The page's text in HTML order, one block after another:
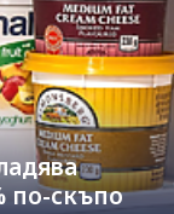
по-скъпо